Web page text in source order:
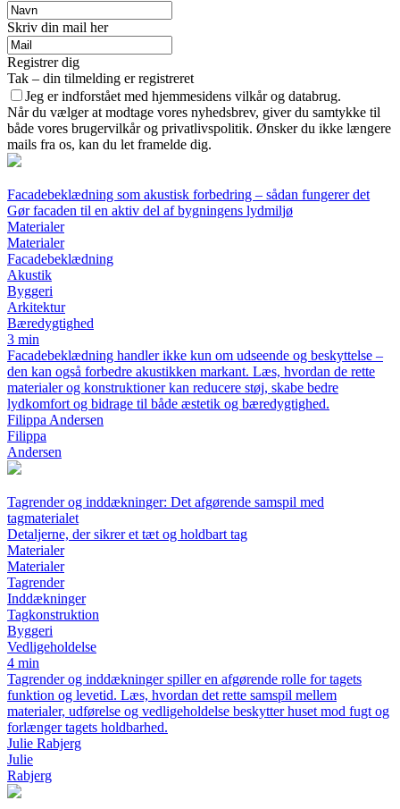
Skriv din mail her
Registrer dig
Tak – din tilmelding er registreret
Jeg er indforstået med hjemmesidens vilkår og databrug.
Når du vælger at modtage vores nyhedsbrev, giver du samtykke til
både vores brugervilkår og privatlivspolitik. Ønsker du ikke længere
mails fra os, kan du let framelde dig.
Facadebeklædning som akustisk forbedring – sådan fungerer det
Gør facaden til en aktiv del af bygningens lydmiljø
Materialer
Materialer
Facadebeklædning
Akustik
Byggeri
Arkitektur
Bæredygtighed
3 min
Facadebeklædning handler ikke kun om udseende og beskyttelse –
den kan også forbedre akustikken markant. Læs, hvordan de rette
materialer og konstruktioner kan reducere støj, skabe bedre
lydkomfort og bidrage til både æstetik og bæredygtighed.
Filippa Andersen
Filippa
Andersen
Tagrender og inddækninger: Det afgørende samspil med
tagmaterialet
Detaljerne, der sikrer et tæt og holdbart tag
Materialer
Materialer
Tagrender
Inddækninger
Tagkonstruktion
Byggeri
Vedligeholdelse
4 min
Tagrender og inddækninger spiller en afgørende rolle for tagets
funktion og levetid. Læs, hvordan det rette samspil mellem
materialer, udførelse og vedligeholdelse beskytter huset mod fugt og
forlænger tagets holdbarhed.
Julie Rabjerg
Julie
Rabjerg